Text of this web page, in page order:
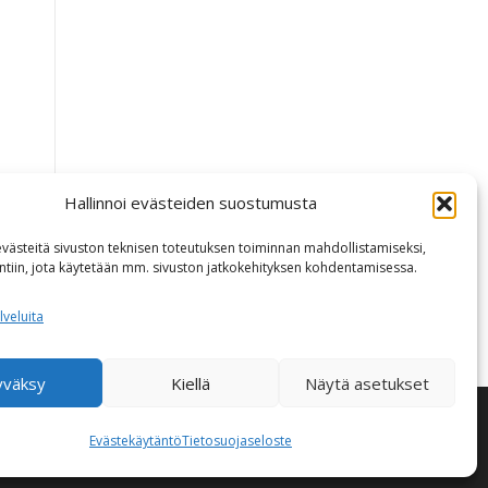
Hallinnoi evästeiden suostumusta
sivuston teknisen toteutuksen toiminnan mahdollistamiseksi,
jota käytetään mm. sivuston jatkokehityksen kohdentamisessa.
Kiellä Näytä asetukset
EvästekäytäntöTietosuojaseloste